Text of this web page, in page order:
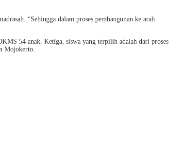
“Sehingga dalam proses pembangunan ke arah
54 anak. Ketiga, siswa yang terpilih adalah dari proses
Mojokerto.